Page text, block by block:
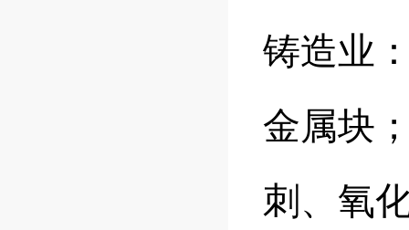
铸造业
金属块
刺、氧